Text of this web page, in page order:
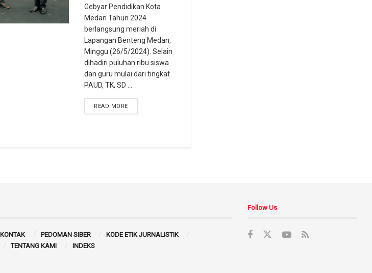
Gebyar Pendidikan Kota
Medan Tahun 2024
berlangsung meriah di
Lapangan Benteng Medan,
Minggu (26/5/2024). Selain
dihadiri puluhan ribu siswa
dan guru mulai dari tingkat
PAUD, TK, SD ...
READ MORE
KONTAK PEDOMAN SIBER
KODE ETIK JURNALISTIK
TENTANG KAMI INDEKS
Follow Us